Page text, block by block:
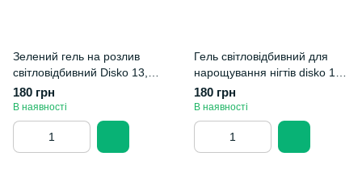
Зелений гель на розлив
світловідбивний Disko 13,
15мл
180 грн
В наявності
Гель світловідбивний для
нарощування нігтів disko 18,
15мл
180 грн
В наявності